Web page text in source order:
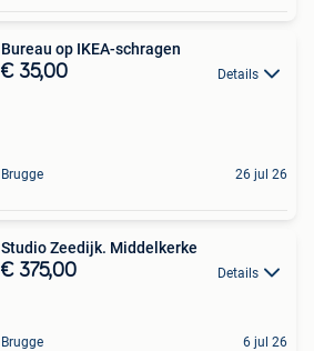
Bureau op IKEA-schragen
€ 35,00 Details
Brugge 26 jul 26
Studio Zeedijk. Middelkerke
€ 375,00 Details
Brugge 6 jul 26